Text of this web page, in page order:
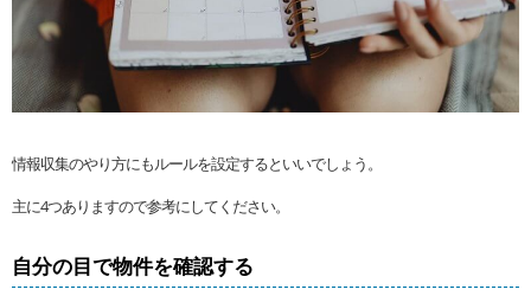
情報収集のやり方にもルールを設定するといいでしょう。
主に4つありますので参考にしてください。
自分の目で物件を確認する